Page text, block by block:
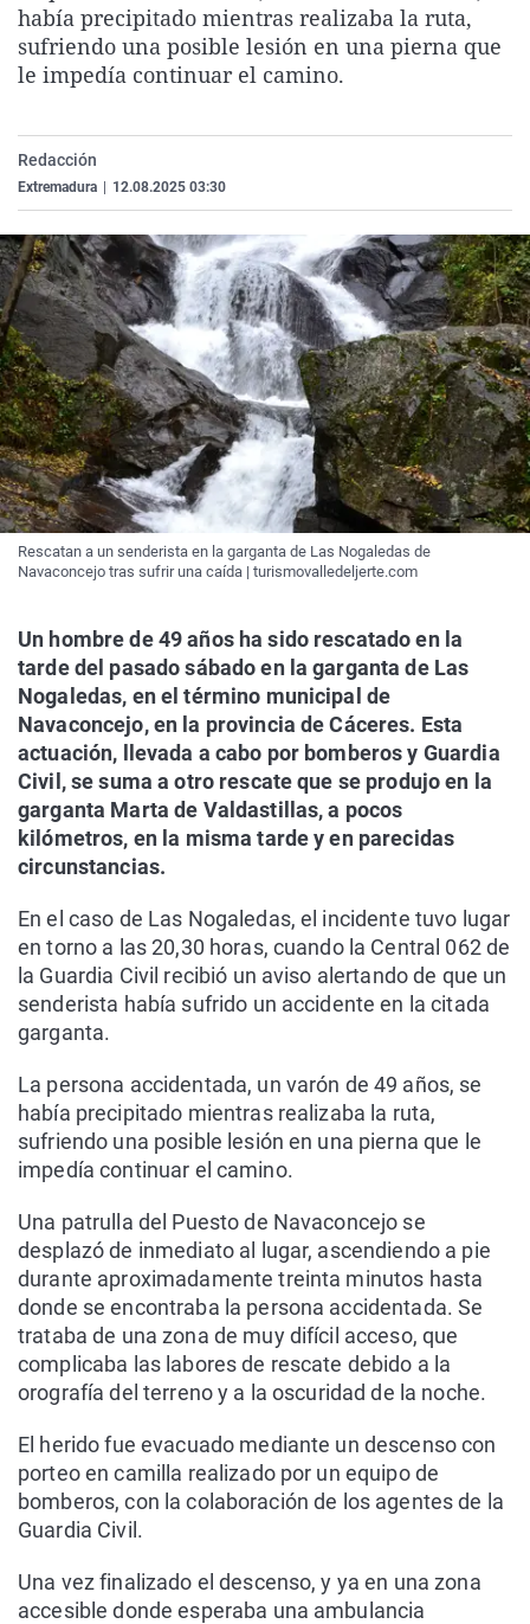
La rosa de los vientos
Gente viajera
Caso
Retornados
Operación Viuda
Extremadura
Galicia
Navarra
Virales
Televisión
había precipitado mientras realizaba la ruta,
sufriendo una posible lesión en una pierna que
le impedía continuar el camino.
Redacción
Extremadura 12.08.2025 03:30
Rescatan a un senderista en la garganta de Las Nogaledas de
Navaconcejo tras sufrir una caída | turismovalledeljerte.com
Un hombre de 49 años ha sido rescatado en la
tarde del pasado sábado en la garganta de Las
Nogaledas, en el término municipal de
Navaconcejo, en la provincia de Cáceres. Esta
actuación, llevada a cabo por bomberos y Guardia
Civil, se suma a otro rescate que se produjo en la
garganta Marta de Valdastillas, a pocos
kilómetros, en la misma tarde y en parecidas
circunstancias.
En el caso de Las Nogaledas, el incidente tuvo lugar
en torno a las 20,30 horas, cuando la Central 062 de
la Guardia Civil recibió un aviso alertando de que un
senderista había sufrido un accidente en la citada
garganta.
La persona accidentada, un varón de 49 años, se
había precipitado mientras realizaba la ruta,
sufriendo una posible lesión en una pierna que le
impedía continuar el camino.
Una patrulla del Puesto de Navaconcejo se
desplazó de inmediato al lugar, ascendiendo a pie
durante aproximadamente treinta minutos hasta
donde se encontraba la persona accidentada. Se
trataba de una zona de muy difícil acceso, que
complicaba las labores de rescate debido a la
orografía del terreno y a la oscuridad de la noche.
El herido fue evacuado mediante un descenso con
porteo en camilla realizado por un equipo de
bomberos, con la colaboración de los agentes de la
Guardia Civil.
Una vez finalizado el descenso, y ya en una zona
accesible donde esperaba una ambulancia